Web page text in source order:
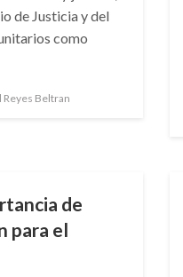
de Justicia y del
como
Reyes Beltran
de
para el